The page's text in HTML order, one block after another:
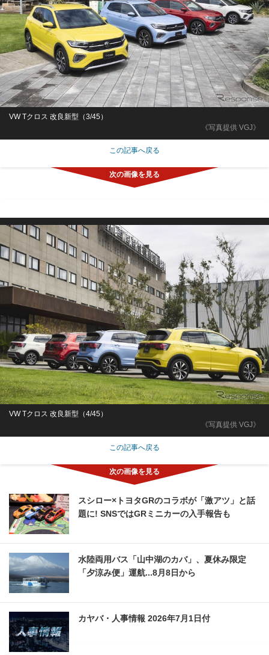
《写真提供 VGJ》
VW Tクロス 改良新型（3/45）
この記事へ戻る
《写真提供 VGJ》
VW Tクロス 改良新型（4/45）
この記事へ戻る
スシロー×トヨタGRのコラボが「激アツ」と話
題に! SNSではGRミニカーの入手報告も
水陸両用バス「山中湖のカバ」、夏休み限定
「夕涼み便」運航...8月8日から
カヤバ・人事情報 2026年7月1日付